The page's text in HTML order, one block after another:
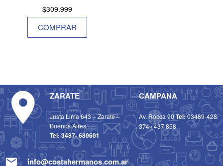
$309.999
COMPRAR
ZARATE
Justa Lima 643 – Zarate –
Buenos Aires
Tel: 3487- 680601
CAMPANA
Av. Rocca 90Tel:03489-428
374/437 858
info@costahermanos.com.ar